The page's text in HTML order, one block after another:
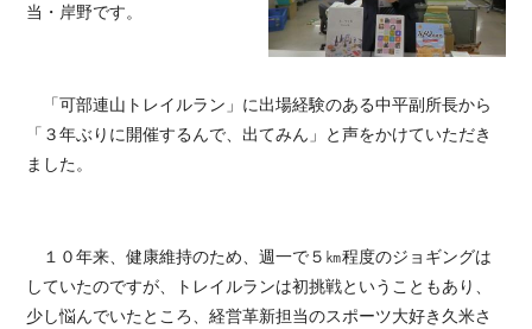
当・岸野です。
「可部連山トレイルラン」に出場経験のある中平副所長から
「３年ぶりに開催するんで、出てみん」と声をかけていただき
ました。
１０年来、健康維持のため、週一で５㎞程度のジョギングは
していたのですが、トレイルランは初挑戦ということもあり、
少し悩んでいたところ、経営革新担当のスポーツ大好き久米さ